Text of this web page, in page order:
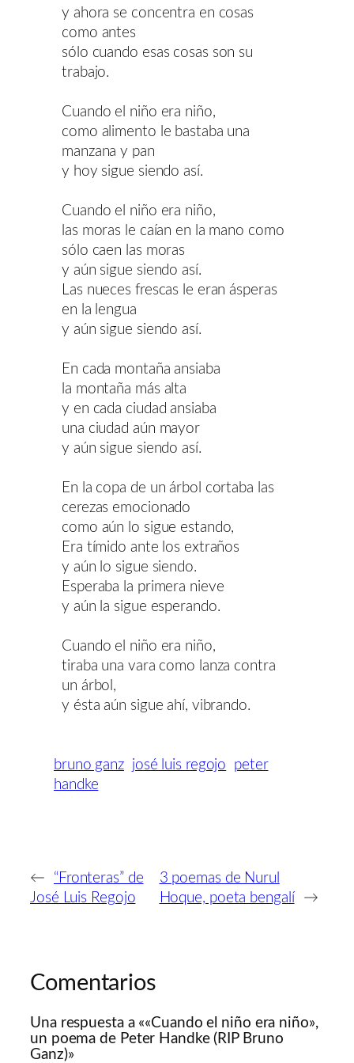
y ahora se concentra en cosas
como antes
sólo cuando esas cosas son su
trabajo.
Cuando el niño era niño,
como alimento le bastaba una
manzana y pan
y hoy sigue siendo así.
Cuando el niño era niño,
las moras le caían en la mano como
sólo caen las moras
y aún sigue siendo así.
Las nueces frescas le eran ásperas
en la lengua
y aún sigue siendo así.
En cada montaña ansiaba
la montaña más alta
y en cada ciudad ansiaba
una ciudad aún mayor
y aún sigue siendo así.
En la copa de un árbol cortaba las
cerezas emocionado
como aún lo sigue estando,
Era tímido ante los extraños
y aún lo sigue siendo.
Esperaba la primera nieve
y aún la sigue esperando.
Cuando el niño era niño,
tiraba una vara como lanza contra
un árbol,
y ésta aún sigue ahí, vibrando.
bruno ganz josé luis regojo
peter
handke
←
“Fronteras” de
José Luis Regojo
3 poemas de Nurul
Hoque, poeta bengalí
→
Comentarios
Una respuesta a ««Cuando el niño era niño»,
un poema de Peter Handke (RIP Bruno
Ganz)»